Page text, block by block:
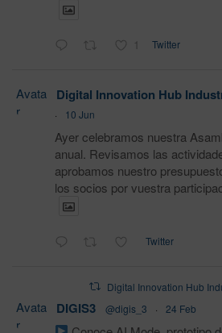
1 Twitter
Avata
r
Digital Innovation Hub
·
10 Jun
Ayer celebramos nuestra
anual. Revisamos las
aprobamos nuestro
los socios por vuestra
Twitter
Digital Innovation Hub
Avata
r
DIGIS3 @digis_3 · 24 Feb